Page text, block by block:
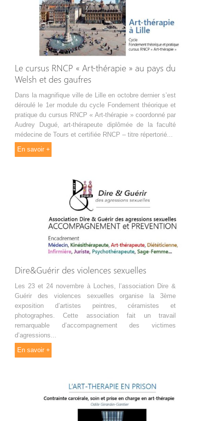
Le cursus RNCP « Art-thérapie » au pays du
Welsh et des gaufres
Dans la magnifique ville de Lille en octobre dernier s’est
déroulé le 1er module du cycle Fondement théorique et
pratique du cursus RNCP « Art-thérapie » coordonné par
Audrey Dugué, art-thérapeute diplômée de la faculté
médecine de Tours et certifiée RNCP – titre répertorié...
En savoir +
Dire&Guérir des violences sexuelles
Les 23 et 24 novembre à Loches, l’association Dire &
Guérir des violences sexuelles organise la 3ème
exposition d’artistes peintres, céramistes et
photographes. Cette association fait un travail
remarquable d’accompagnement des victimes
d’agressions...
En savoir +